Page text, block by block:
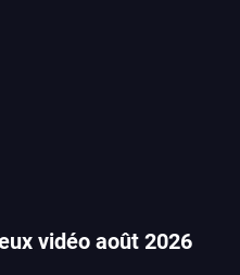
vidéo août 2026